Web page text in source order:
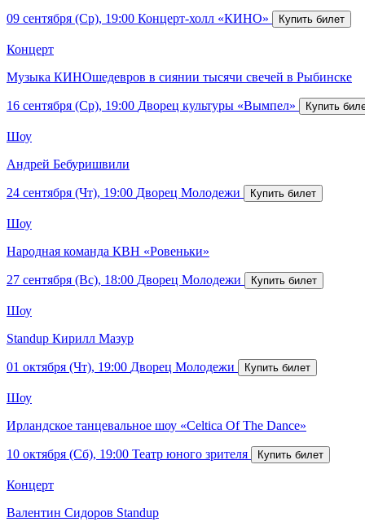
09 сентября (Ср), 19:00 Концерт-холл «КИНО»
Концерт
Музыка КИНОшедевров в сиянии тысячи свечей в Рыбинске
16 сентября (Ср), 19:00 Дворец культуры «Вымпел»
Шоу
Андрей Бебуришвили
24 сентября (Чт), 19:00 Дворец Молодежи
Шоу
Народная команда КВН «Ровеньки»
27 сентября (Вс), 18:00 Дворец Молодежи
Шоу
Standup Кирилл Мазур
01 октября (Чт), 19:00 Дворец Молодежи
Шоу
Ирландское танцевальное шоу «Celtica Of The Dance»
10 октября (Сб), 19:00 Театр юного зрителя
Концерт
Валентин Сидоров Standup